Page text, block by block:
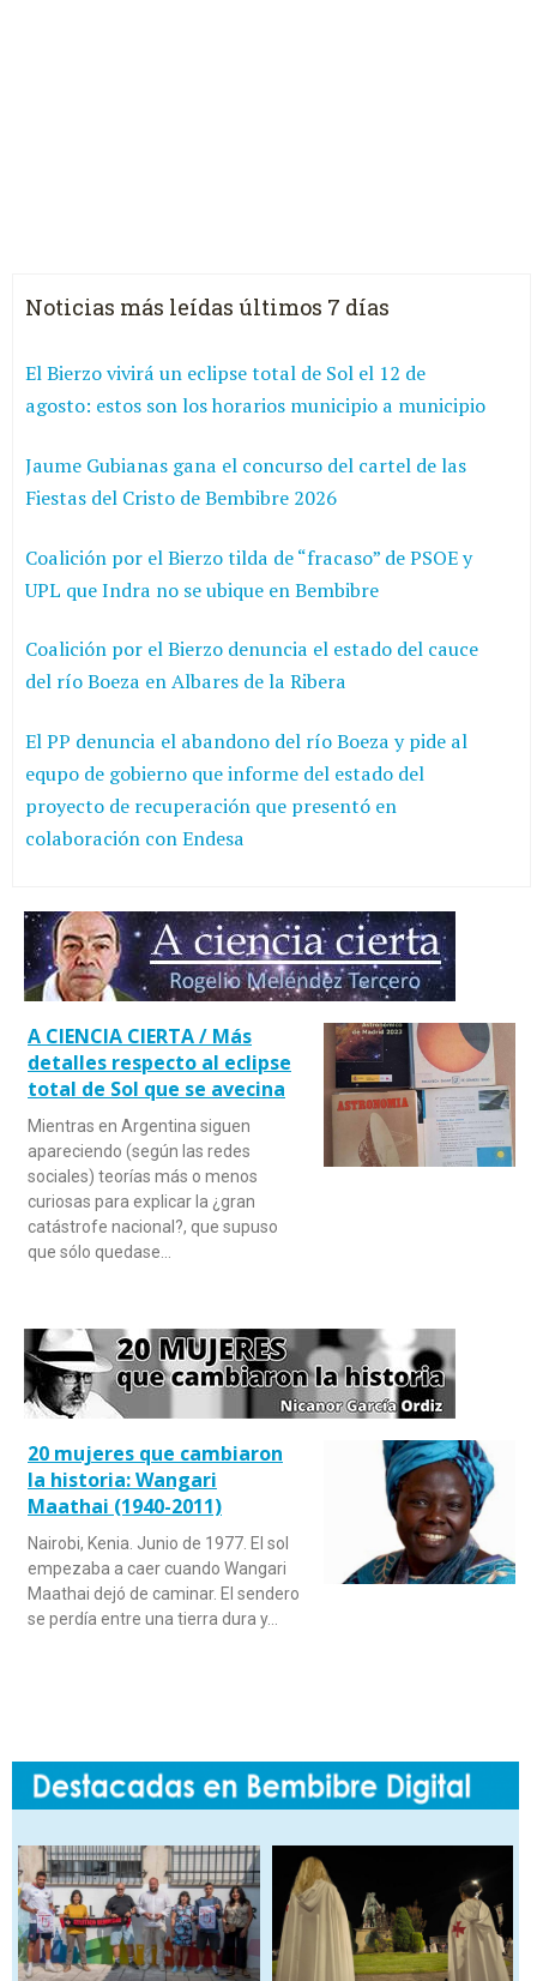
Noticias más leídas últimos 7 días
El Bierzo vivirá un eclipse total de Sol el 12 de
agosto: estos son los horarios municipio a municipio
Jaume Gubianas gana el concurso del cartel de las
Fiestas del Cristo de Bembibre 2026
Coalición por el Bierzo tilda de “fracaso” de PSOE y
UPL que Indra no se ubique en Bembibre
Coalición por el Bierzo denuncia el estado del cauce
del río Boeza en Albares de la Ribera
El PP denuncia el abandono del río Boeza y pide al
equpo de gobierno que informe del estado del
proyecto de recuperación que presentó en
colaboración con Endesa
A CIENCIA CIERTA / Más
detalles respecto al eclipse
total de Sol que se avecina
Mientras en Argentina siguen
apareciendo (según las redes
sociales) teorías más o menos
curiosas para explicar la ¿gran
catástrofe nacional?, que supuso
que sólo quedase…
20 mujeres que cambiaron
la historia: Wangari
Maathai (1940-2011)
Nairobi, Kenia. Junio de 1977. El sol
empezaba a caer cuando Wangari
Maathai dejó de caminar. El sendero
se perdía entre una tierra dura y…